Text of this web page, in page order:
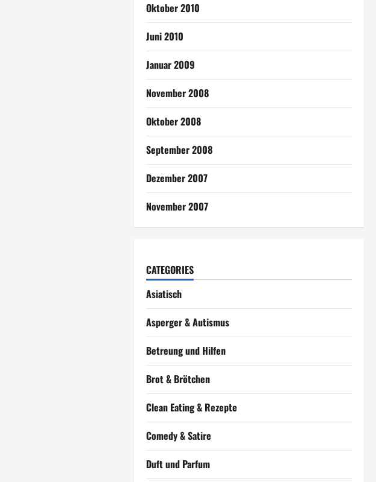
Oktober 2010
Juni 2010
Januar 2009
November 2008
Oktober 2008
September 2008
Dezember 2007
November 2007
CATEGORIES
Asiatisch
Asperger & Autismus
Betreung und Hilfen
Brot & Brötchen
Clean Eating & Rezepte
Comedy & Satire
Duft und Parfum